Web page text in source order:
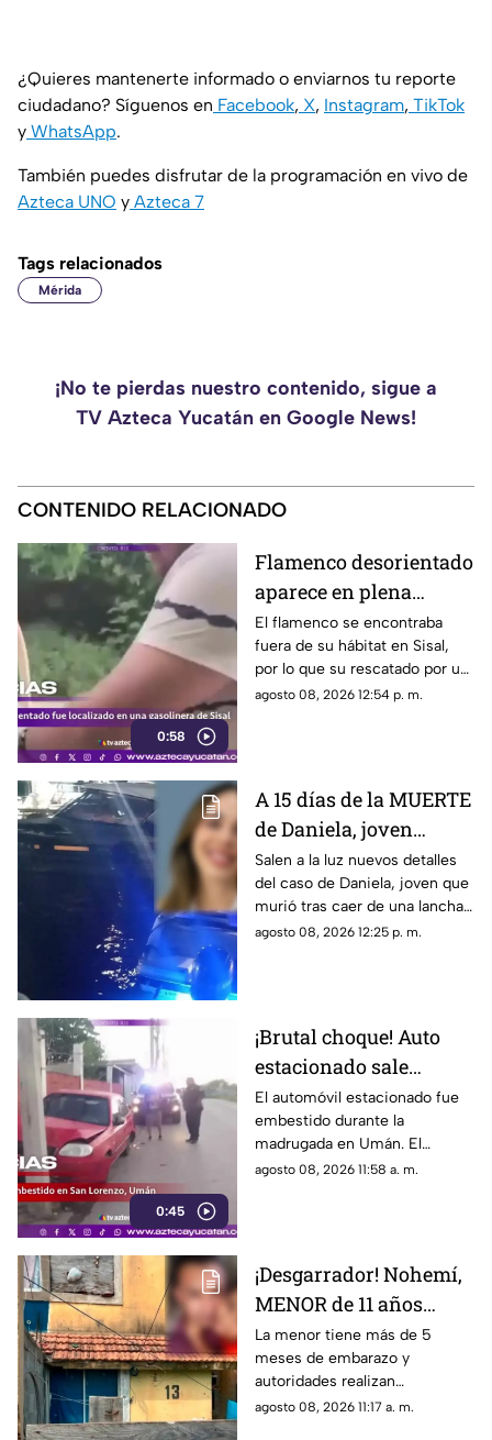
¿Quieres mantenerte informado o enviarnos tu reporte
ciudadano? Síguenos en Facebook, X, Instagram, TikTok
y WhatsApp.
También puedes disfrutar de la programación en vivo de
Azteca UNO y Azteca 7
Tags relacionados
Mérida
¡No te pierdas nuestro contenido, sigue a
TV Azteca Yucatán en Google News!
CONTENIDO RELACIONADO
0:58
Flamenco desorientado
aparece en plena
GASOLINERA de Sisal;
así fue su insólito
rescate (+VIDEO)
El flamenco se encontraba
fuera de su hábitat en Sisal,
por lo que su rescatado por un
ciudadano, quién lo llevó a la
agosto 08, 2026 12:54 p. m.
A 15 días de la MUERTE
de Daniela, joven
4mput4da por LANCHA
en Progreso, revelan
datos perturbadores del
caso
Salen a la luz nuevos detalles
del caso de Daniela, joven que
murió tras caer de una lancha
en Progreso. Revelan
agosto 08, 2026 12:25 p. m.
0:45
¡Brutal choque! Auto
estacionado sale
proyectado tras fuerte
impacto en Umán;
conductor huye
El automóvil estacionado fue
embestido durante la
madrugada en Umán. El
conductor responsable huyó
agosto 08, 2026 11:58 a. m.
¡Desgarrador! Nohemí,
MENOR de 11 años
ingresa al hospital con
5 meses de EMBARAZO;
investigan a familiares
La menor tiene más de 5
meses de embarazo y
autoridades realizan
investigaciones ante un
agosto 08, 2026 11:17 a. m.